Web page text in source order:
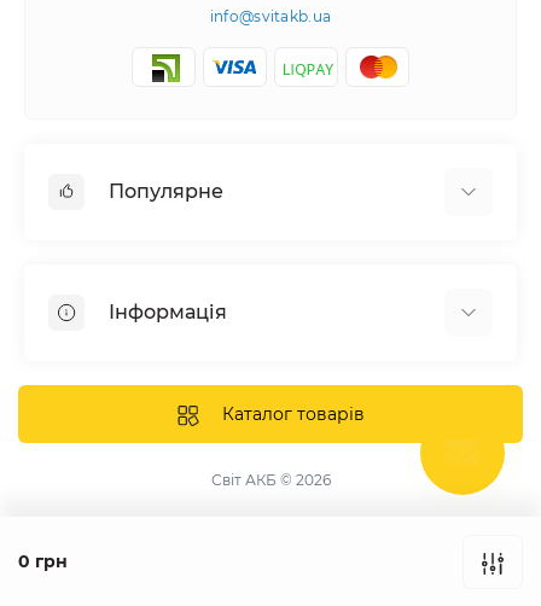
0 грн
info@svitakb.ua
Популярне
Системи зберігання енергії
Інформація
Відгуки про нас
Доставка та оплата
Каталог товарів
Світ АКБ © 2026